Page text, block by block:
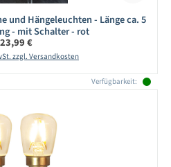
und Hängeleuchten - Länge ca. 5
- mit Schalter - rot
Regulärer Preis:
23,99 €
zzgl. Versandkosten
Verfügbarkeit: